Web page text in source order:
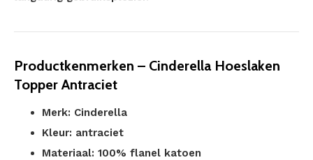
Productkenmerken – Cinderella Hoeslaken
Topper Antraciet
Merk: Cinderella
Kleur: antraciet
Materiaal: 100% flanel katoen